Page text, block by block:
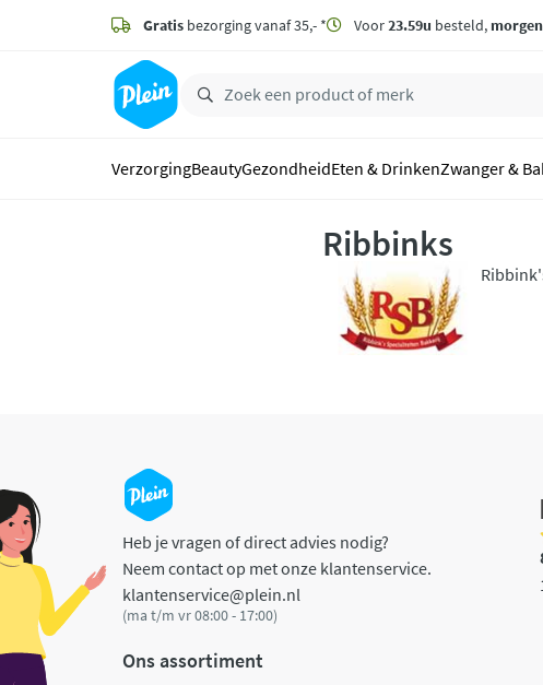
zoeken
hoofdinhoud
Gratis bezorging vanaf 35,- * Voor23.59u besteld, morgen
VerzorgingBeautyGezondheidEten & DrinkenZwanger &
Ribbinks
Heb je vragen of direct advies nodig?
Neem contact op met onze klantenservice.
klantenservice@plein.nl
(ma t/m vr 08:00 - 17:00)
Ons assortiment